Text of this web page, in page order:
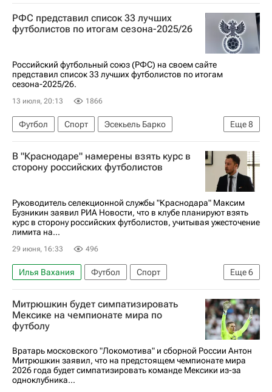
РФС представил список 33 лучших
футболистов по итогам сезона-2025/26
Российский футбольный союз (РФС) на своем сайте
представил список 33 лучших футболистов по итогам
сезона-2025/26.
13 июля, 20:13 1866
Еще8
Футбол Спорт
Эсекьель Барко
Российский футбольный союз (РФС)
Станислав Агкацев
Денис Адамов
РПЛ 2026-2027 (Чемпионат России по футболу)
Зенит
Максим Бориско
В "Краснодаре" намерены взять курс в
сторону российских футболистов
Руководитель селекционной службы "Краснодара" Максим
Бузникин заявил РИА Новости, что в клубе планируют взять
курс в сторону российских футболистов, учитывая ужесточение
лимита на...
29 июня, 16:33 496
Еще6
Илья Вахания Футбол
Спорт
Максим Бузникин
Даниил Уткин
Зенит
РПЛ 2026-2027 (Чемпионат России по футболу)
Ростов
Митрюшкин будет симпатизировать
Мексике на чемпионате мира по
футболу
Вратарь московского "Локомотива" и сборной России Антон
Митрюшкин заявил, что на предстоящем чемпионате мира
2026 года будет симпатизировать команде Мексики из-за
одноклубника...